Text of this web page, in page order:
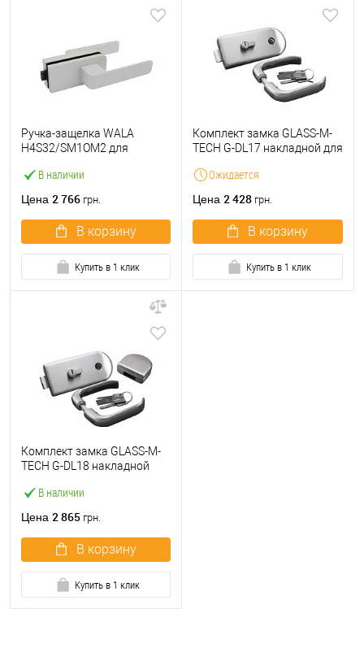
В наличии
Ручка-защелка WALA
H4S32/SM1OM2 для
магнитная серебряный
Цена 2 766 грн.
В корзину
Купить в 1 клик
Ожидается
Комплект замка GLASS-M-
TECH G-DL17 накладной для
стена) сатин
Цена 2 428 грн.
В корзину
Купить в 1 клик
В наличии
Комплект замка GLASS-M-
TECH G-DL18 накладной
(стекло-стекло) сатин
Цена 2 865 грн.
В корзину
Купить в 1 клик